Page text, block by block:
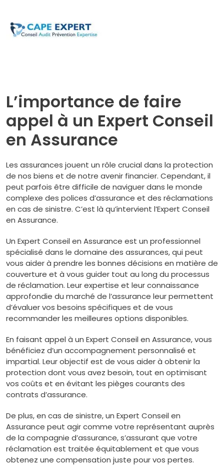
L’importance de faire
appel à un Expert Conseil
en Assurance
Les assurances jouent un rôle crucial dans la protection
de nos biens et de notre avenir financier. Cependant, il
peut parfois être difficile de naviguer dans le monde
complexe des polices d’assurance et des réclamations
en cas de sinistre. C’est là qu’intervient l’Expert Conseil
en Assurance.
Un Expert Conseil en Assurance est un professionnel
spécialisé dans le domaine des assurances, qui peut
vous aider à prendre les bonnes décisions en matière de
couverture et à vous guider tout au long du processus
de réclamation. Leur expertise et leur connaissance
approfondie du marché de l’assurance leur permettent
d’évaluer vos besoins spécifiques et de vous
recommander les meilleures options disponibles.
En faisant appel à un Expert Conseil en Assurance, vous
bénéficiez d’un accompagnement personnalisé et
impartial. Leur objectif est de vous aider à obtenir la
protection dont vous avez besoin, tout en optimisant
vos coûts et en évitant les pièges courants des
contrats d’assurance.
De plus, en cas de sinistre, un Expert Conseil en
Assurance peut agir comme votre représentant auprès
de la compagnie d’assurance, s’assurant que votre
réclamation est traitée équitablement et que vous
obtenez une compensation juste pour vos pertes.